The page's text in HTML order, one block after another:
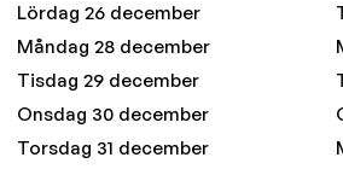
Lördag 26 december
Måndag 28 december
Tisdag 29 december
Onsdag 30 december
Torsdag 31 december